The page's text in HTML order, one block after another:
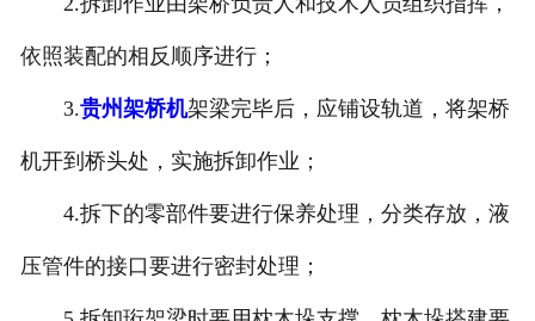
依照装配的相反顺序进行；
3.贵州架桥机架梁完毕后，应铺设轨道，将架桥
机开到桥头处，实施拆卸作业；
4.拆下的零部件要进行保养处理，分类存放，液
压管件的接口要进行密封处理；